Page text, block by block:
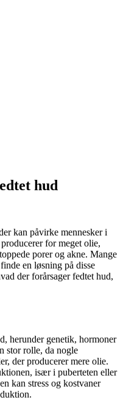
hud
kan påvirke mennesker i
for meget olie,
porer og akne. Mange
en løsning på disse
der forårsager fedtet hud,
herunder genetik, hormoner
stor rolle, da nogle
der producerer mere olie.
især i puberteten eller
kan stress og kostvaner